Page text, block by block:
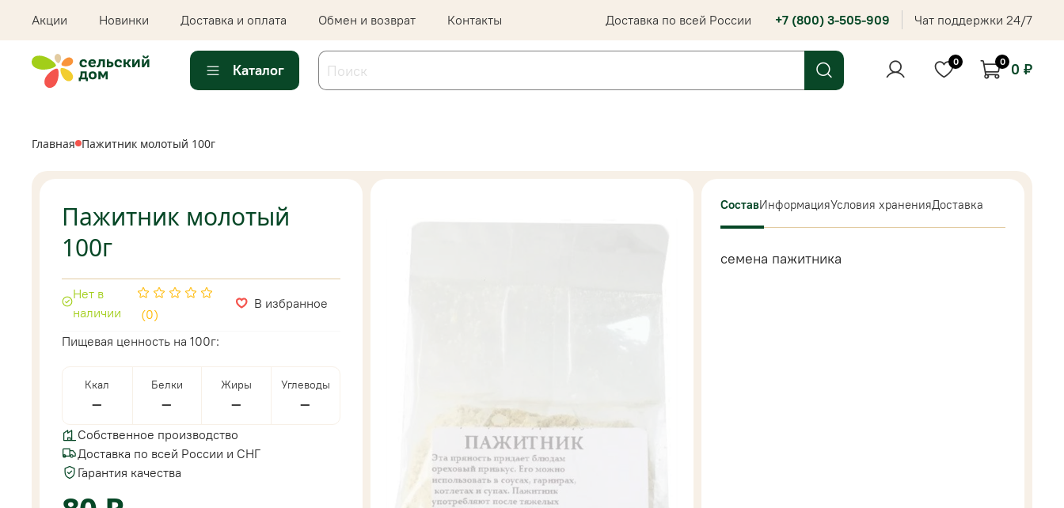
Акции Новинки Доставка и оплата Обмен и возврат Контакты Доставка по всей России +7 (800) 3-505-909 Чат поддержки 24/7
Каталог 0 0 0 ₽
Главная Пажитник молотый 100г
Пажитник молотый
100г
(0)
В избранное
Нет в
наличии
Пищевая ценность на 100г:
Ккал
—
Белки
—
Жиры
—
Углеводы
—
Собственное производство
Доставка по всей России и СНГ
Гарантия качества
СоставИнформацияУсловия храненияДоставка
семена пажитника